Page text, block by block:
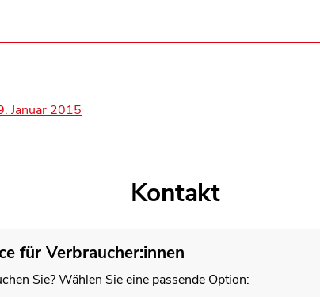
Januar 2015
Kontakt
für Verbraucher:innen
Sie? Wählen Sie eine passende Option: